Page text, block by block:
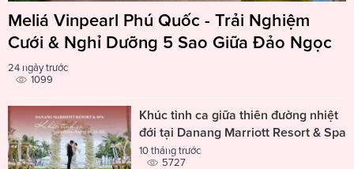
Meliá Vinpearl Phú Quốc - Trải Nghiệm
Cưới & Nghỉ Dưỡng 5 Sao Giữa Đảo Ngọc
24 ngày trước
1099
Khúc tình ca giữa thiên đường nhiệt
đới tại Danang Marriott Resort & Spa
10 tháng trước
5727